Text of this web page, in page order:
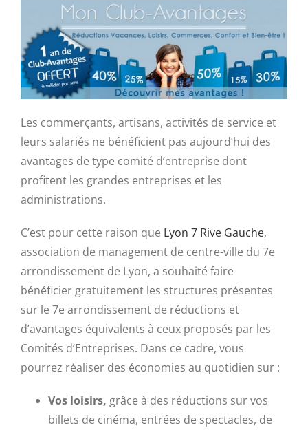
Les commerçants, artisans, activités de service et
leurs salariés ne bénéficient pas aujourd’hui des
avantages de type comité d’entreprise dont
profitent les grandes entreprises et les
administrations.
C’est pour cette raison que Lyon 7 Rive Gauche,
association de management de centre-ville du 7e
arrondissement de Lyon, a souhaité faire
bénéficier gratuitement les structures présentes
sur le 7e arrondissement de réductions et
d’avantages équivalents à ceux proposés par les
Comités d’Entreprises. Dans ce cadre, vous
pourrez réaliser des économies au quotidien sur :
Vos loisirs, grâce à des réductions sur vos
billets de cinéma, entrées de spectacles, de